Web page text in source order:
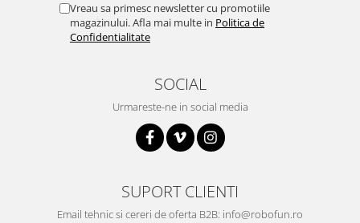
Vreau sa primesc newsletter cu promotiile
magazinului. Afla mai multe in Politica de
Confidentialitate
SOCIAL
Urmareste-ne in social media
SUPORT CLIENTI
Email tehnic si cereri de oferta B2B: info@robofun.ro